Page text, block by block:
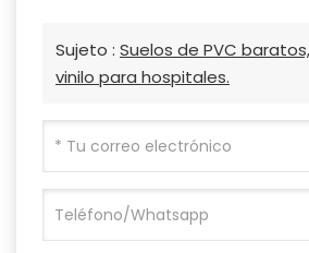
Sujeto : Suelos de PVC
vinilo para hospitales.